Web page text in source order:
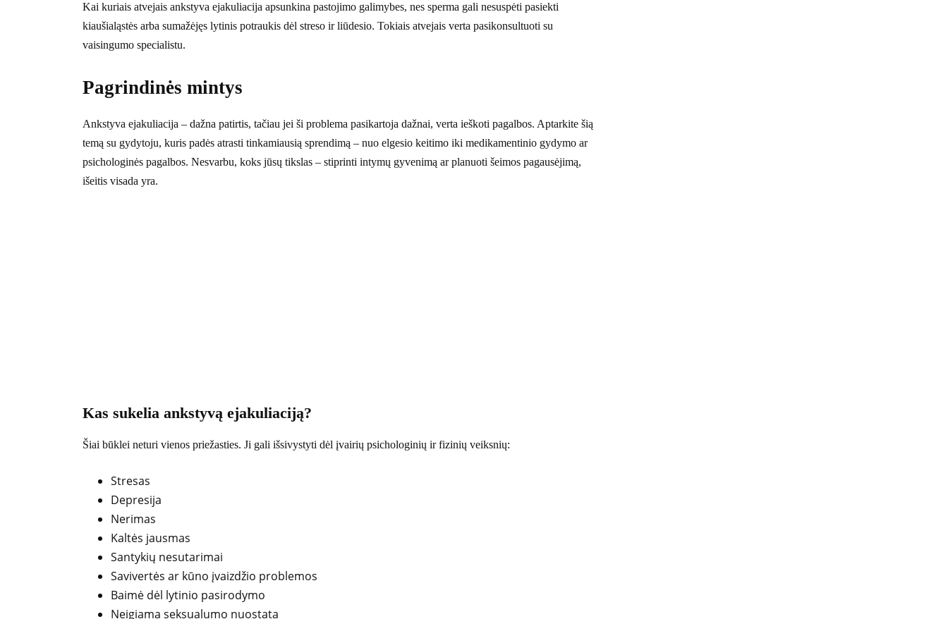
Kai kuriais atvejais ankstyva ejakuliacija apsunkina pastojimo galimybes, nes sperma gali nesuspėti pasiekti
kiaušialąstės arba sumažėjęs lytinis potraukis dėl streso ir liūdesio. Tokiais atvejais verta pasikonsultuoti su
vaisingumo specialistu.
Pagrindinės mintys
Ankstyva ejakuliacija – dažna patirtis, tačiau jei ši problema pasikartoja dažnai, verta ieškoti pagalbos. Aptarkite šią
temą su gydytoju, kuris padės atrasti tinkamiausią sprendimą – nuo elgesio keitimo iki medikamentinio gydymo ar
psichologinės pagalbos. Nesvarbu, koks jūsų tikslas – stiprinti intymų gyvenimą ar planuoti šeimos pagausėjimą,
išeitis visada yra.
Kas sukelia ankstyvą ejakuliaciją?
Šiai būklei neturi vienos priežasties. Ji gali išsivystyti dėl įvairių psichologinių ir fizinių veiksnių:
Stresas
Depresija
Nerimas
Kaltės jausmas
Santykių nesutarimai
Savivertės ar kūno įvaizdžio problemos
Baimė dėl lytinio pasirodymo
Neigiama seksualumo nuostata